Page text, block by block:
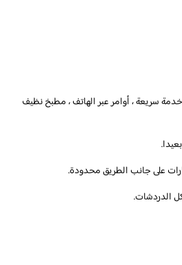
سريعة ، أوامر عبر الهاتف ، مطبخ نظيف
على جانب الطريق محدودة.
الدردشات.